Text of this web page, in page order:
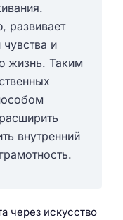
развивает
и
жизнь. Таким
внутренний
через искусство